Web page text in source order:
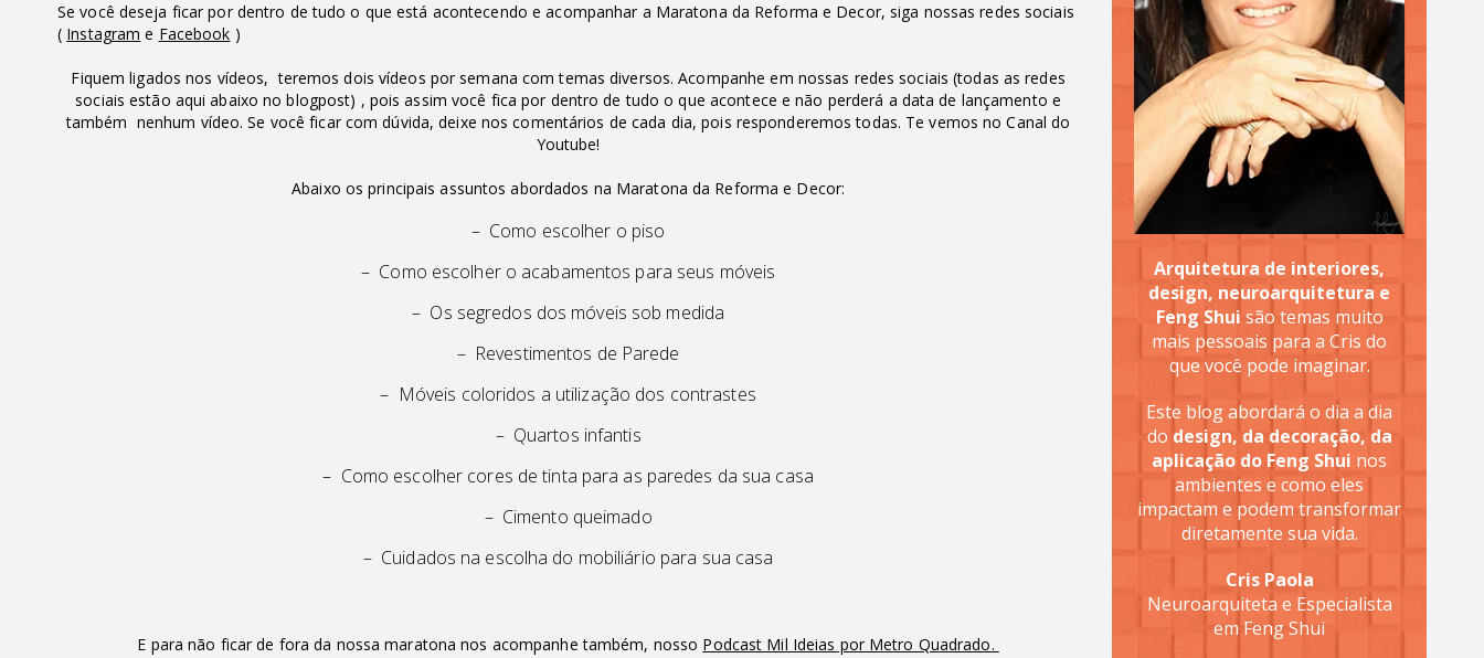
Se você deseja ficar por dentro de tudo o que está acontecendo e acompanhar a Maratona da Reforma e Decor, siga nossas redes sociais
( Instagram e Facebook )
Fiquem ligados nos vídeos, teremos dois vídeos por semana com temas diversos. Acompanhe em nossas redes sociais (todas as redes
sociais estão aqui abaixo no blogpost) , pois assim você fica por dentro de tudo o que acontece e não perderá a data de lançamento e
também nenhum vídeo. Se você ficar com dúvida, deixe nos comentários de cada dia, pois responderemos todas. Te vemos no Canal do
Youtube!
Abaixo os principais assuntos abordados na Maratona da Reforma e Decor:
– Como escolher o piso
– Como escolher o acabamentos para seus móveis
– Os segredos dos móveis sob medida
– Revestimentos de Parede
– Móveis coloridos a utilização dos contrastes
– Quartos infantis
– Como escolher cores de tinta para as paredes da sua casa
– Cimento queimado
– Cuidados na escolha do mobiliário para sua casa
E para não ficar de fora da nossa maratona nos acompanhe também, nosso Podcast Mil Ideias por Metro Quadrado.
Arquitetura de interiores,
design, neuroarquitetura e
Feng Shui são temas muito
mais pessoais para a Cris do
que você pode imaginar.
Este blog abordará o dia a dia
do design, da decoração, da
aplicação do Feng Shui nos
ambientes e como eles
impactam e podem transformar
diretamente sua vida.
Cris Paola
Neuroarquiteta e Especialista
em Feng Shui